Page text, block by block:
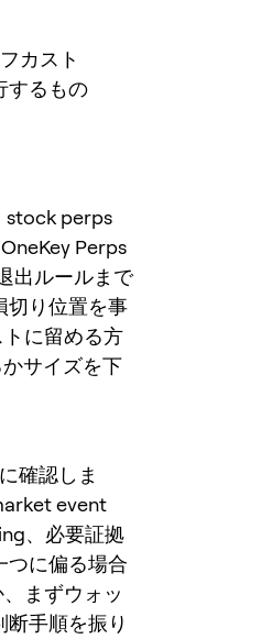
カスト
するもの
stock perps
Perps
出ルールまで
切り位置を事
に留める方
サイズを下
確認しま
event
、必要証拠
つに偏る場合
まずウォッ
手順を振り